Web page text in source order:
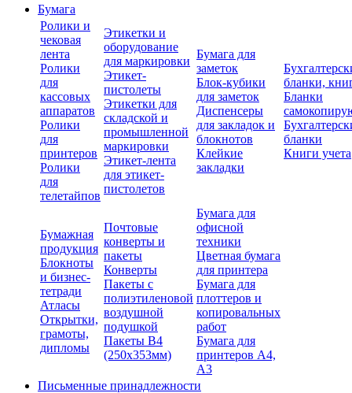
Бумага
Ролики и
чековая
лента
Ролики
для
кассовых
аппаратов
Ролики
для
принтеров
Ролики
для
телетайпов
Этикетки и
оборудование
для маркировки
Этикет-
пистолеты
Этикетки для
складской и
промышленной
маркировки
Этикет-лента
для этикет-
пистолетов
Бумага для
заметок
Блок-кубики
для заметок
Диспенсеры
для закладок и
блокнотов
Клейкие
закладки
бланки,
Бланки
бланки
Книги учета
Бумажная
продукция
Блокноты
и бизнес-
тетради
Атласы
Открытки,
грамоты,
дипломы
Почтовые
конверты и
пакеты
Конверты
Пакеты с
полиэтиленовой
воздушной
подушкой
Пакеты В4
(250х353мм)
Бумага для
офисной
техники
Цветная бумага
для принтера
Бумага для
плоттеров и
копировальных
работ
Бумага для
принтеров А4,
А3
Письменные принадлежности